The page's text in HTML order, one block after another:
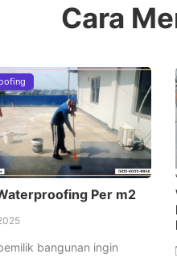
Cara
Per m2
bangunan ingin